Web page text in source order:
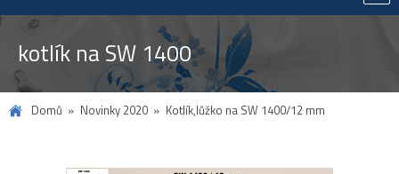
kotlík na SW 1400
Domů Novinky 2020 Kotlík,lůžko na SW 1400/12 mm